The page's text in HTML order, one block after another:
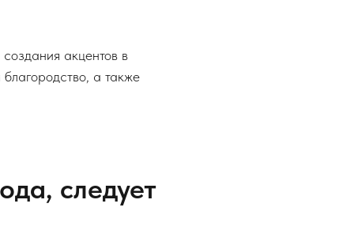
акцентов в
а также
следует